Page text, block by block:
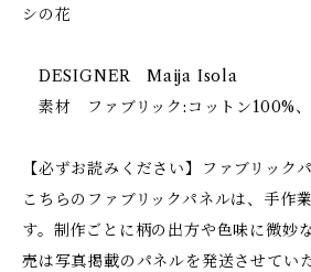
シの花
DESIGNER Maija Isola
素材 ファブリック:コットン100%
【必ずお読みください】ファブリック
こちらのファブリックパネルは、手作
す。制作ごとに柄の出方や色味に微妙
売は写真掲載のパネルを発送させてい